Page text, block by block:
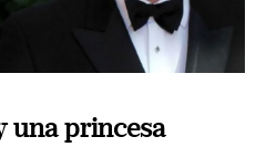
una princesa